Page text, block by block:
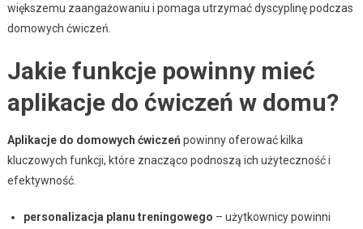
większemu zaangażowaniu i pomaga utrzymać dyscyplinę podczas
domowych ćwiczeń.
Jakie funkcje powinny mieć
aplikacje do ćwiczeń w domu?
Aplikacje do domowych ćwiczeń powinny oferować kilka
kluczowych funkcji, które znacząco podnoszą ich użyteczność i
efektywność.
personalizacja planu treningowego – użytkownicy powinni